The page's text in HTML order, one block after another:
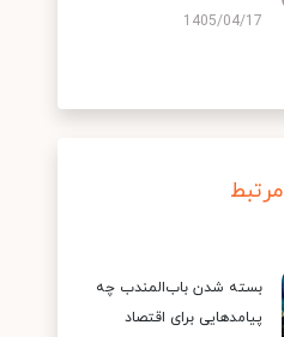
1405/04/17
مرتبط
بسته شدن باب‌المندب چه
پیامدهایی برای اقتصاد